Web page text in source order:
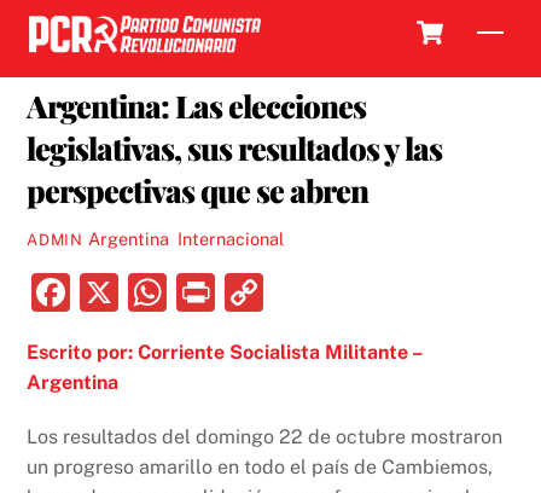
Skip
content
Argentina: Las elecciones
legislativas, sus resultados y las
perspectivas que se abren
ADMIN Argentina Internacional
F
c
b
X
W
at
A
P
nt p
Li
Escrito por: Corriente Socialista Militante –
Argentina
Los resultados del domingo 22 de octubre mostraron
un progreso amarillo en todo el país de Cambiemos,